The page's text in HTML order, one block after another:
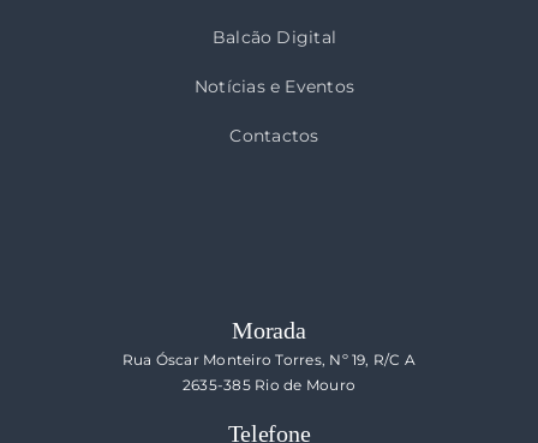
Balcão Digital
Notícias e Eventos
Contactos
Morada
Rua Óscar Monteiro Torres, Nº 19, R/C A
2635-385 Rio de Mouro
Telefone